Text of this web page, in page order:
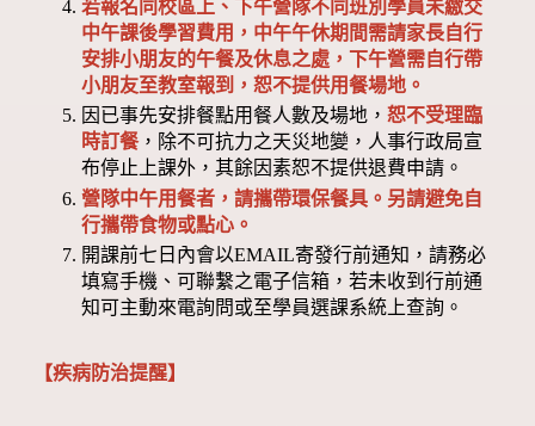
若報名同校區上、下午營隊不同班別學員未繳交
中午課後學習費用，中午午休期間需請家長自行
安排小朋友的午餐及休息之處，下午營需自行帶
小朋友至教室報到，恕不提供用餐場地。
因已事先安排餐點用餐人數及場地，恕不受理臨
時訂餐，除不可抗力之天災地變，人事行政局宣
布停止上課外，其餘因素恕不提供退費申請。
營隊中午用餐者，請攜帶環保餐具。另請避免自
行攜帶食物或點心。
開課前七日內會以EMAIL寄發行前通知，請務必
填寫手機、可聯繫之電子信箱，若未收到行前通
知可主動來電詢問或至學員選課系統上查詢。
【疾病防治提醒】